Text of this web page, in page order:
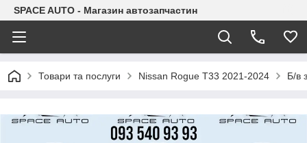
SPACE AUTO - Магазин автозапчастин
Товари та послуги Nissan Rogue T33 2021-2024 Б/в